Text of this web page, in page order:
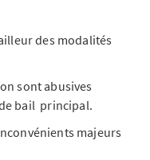
des modalités
sont abusives
bail principal.
majeurs